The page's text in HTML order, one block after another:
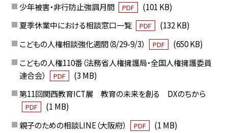
少年被害・非行防止強調月間
PDF
(101 KB)
夏季休業中における相談窓口一覧
PDF
(132 KB)
こどもの人権相談強化週間（8/29-9/3）
PDF
(650 KB)
こどもの人権110番（法務省人権擁護局・全国人権擁護委員
連合会）
PDF
(3 MB)
第11回関西教育ICT展 教育の未来を創る DXのちから
PDF
(1 MB)
親子のための相談LINE（大阪府）
PDF
(1 MB)